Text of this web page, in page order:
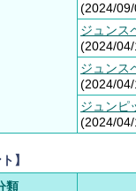
(2024/
ジュンス
(2024/
ジュンス
(2024/
ジュンピ
(2024/
】
類